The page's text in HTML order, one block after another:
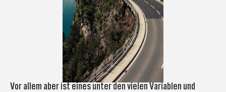
Vor allem aber ist eines unter den vielen Variablen und